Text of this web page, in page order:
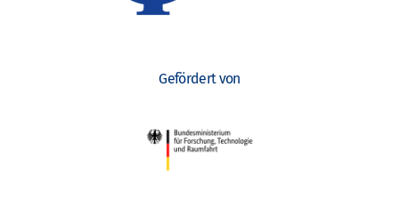
Gefördert von